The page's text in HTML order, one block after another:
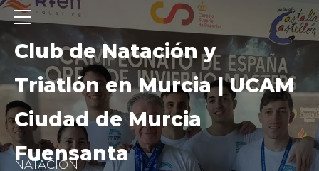
Club de Natación y
Triatlón en Murcia | UCAM
Ciudad de Murcia
Fuensanta
NATACIÓN